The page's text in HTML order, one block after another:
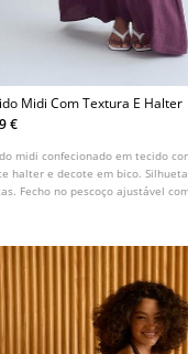
Midi Com Textura E Halter
€
midi confecionado em tecido
halter e decote em bico.
Fecho no pescoço ajustável